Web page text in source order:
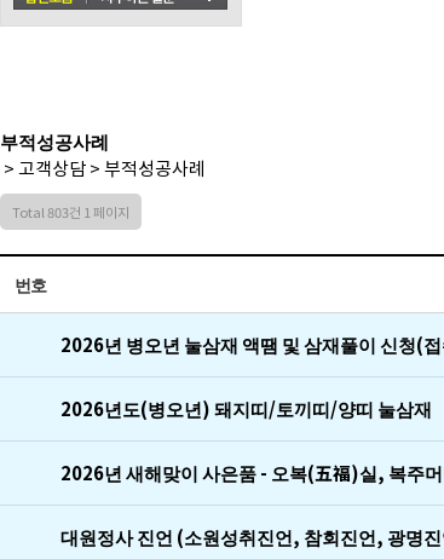
부적성공사례
> 고객상담 > 부적성공사례
Total 803건 1 페이지
번호
2026년 병오년 눌삼재 액땜 및 삼재풀이 신청(
2026년도(병오년) 돼지띠/토끼띠/양띠 눌삼재
2026년 새해맞이 사은품 - 오복(五福)실, 복주
대원정사 진언 (소원성취진언, 참회진언, 광명